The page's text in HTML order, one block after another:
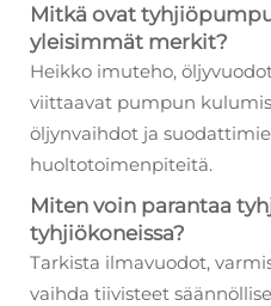
Mitkä ovat
yleisimmät merkit?
Heikko imuteho,
viittaavat pumpun
öljynvaihdot ja
huoltotoimenpiteitä.
Miten voin parantaa
tyhjiökoneissa?
Tarkista ilmavuodot,
vaihda tiivisteet